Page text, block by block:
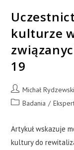
kulturze
19
Michał Rydzewski
Badania /
Artykuł wskazuje
kultury do